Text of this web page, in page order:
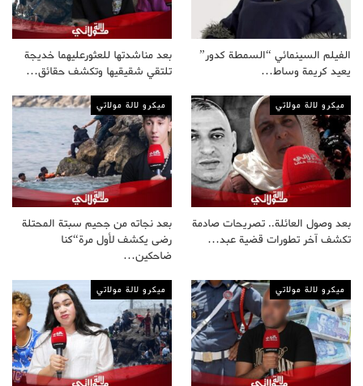
الفيلم السينمائي “السمطة كدور”
يعيد كريمة وساط…
بعد مناشدتها للعثورعليهما خديجة
تلتقي شقيقيها وتكشف حقائق…
ميكرو لالة مولاتي
بعد وصول العائلة.. تصريحات صادمة
تكشف آخر تطورات قضية عبد…
ميكرو لالة مولاتي
بعد نجاته من جحيم سبتة المحتلة
رضى يكشف لأول مرة“كنا
ضاحكين…
ميكرو لالة مولاتي ميكرو لالة مولاتي